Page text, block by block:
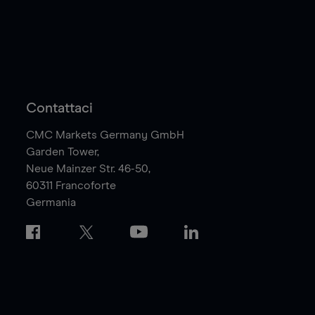
Contattaci
CMC Markets Germany GmbH
Garden Tower,
Neue Mainzer Str. 46-50,
60311 Francoforte
Germania